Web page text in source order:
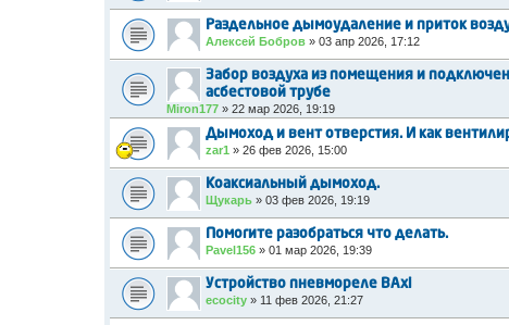
Раздельное дымоудаление и приток
Алексей Бобров » 03 апр 2026, 17:12
Забор воздуха из помещения и
асбестовой трубе
Miron177 » 22 мар 2026, 19:19
Дымоход и вент отверстия. И как
zar1 » 26 фев 2026, 15:00
Коаксиальный дымоход.
Щукарь » 03 фев 2026, 19:19
Помогите разобраться что делать.
Pavel156 » 01 мар 2026, 19:39
Устройство пневмореле BAxi
ecocity » 11 фев 2026, 21:27